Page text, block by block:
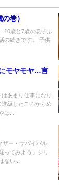
巻）
10歳と7歳の息子ふ
の続きです。 子供
モヤモヤ…言
あまり仕事になり
級したころからめ
は...
ザー・サバイバル
ってみよう』シリ
ない...